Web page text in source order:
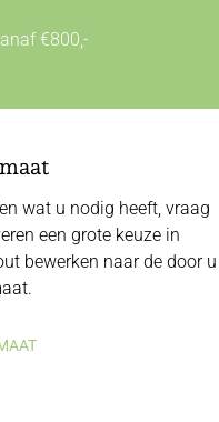
€800,-
wat u nodig heeft, vraag
een grote keuze in
bewerken naar de door u